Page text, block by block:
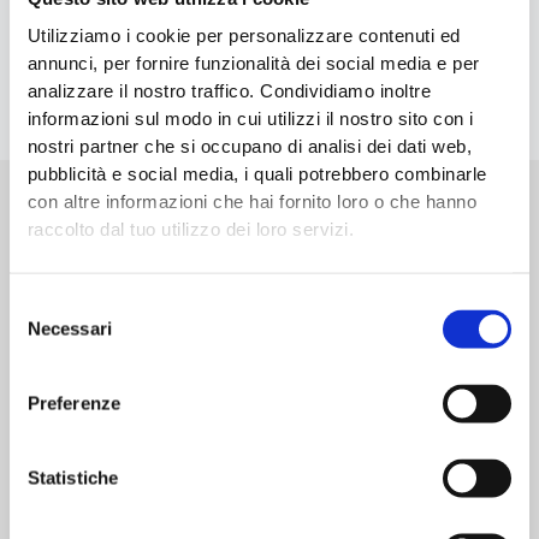
Utilizziamo i cookie per personalizzare contenuti ed
annunci, per fornire funzionalità dei social media e per
analizzare il nostro traffico. Condividiamo inoltre
informazioni sul modo in cui utilizzi il nostro sito con i
nostri partner che si occupano di analisi dei dati web,
pubblicità e social media, i quali potrebbero combinarle
con altre informazioni che hai fornito loro o che hanno
raccolto dal tuo utilizzo dei loro servizi.
delNecessari
Preferenze
Statistiche
per cui non è sempre facile trovare quello che cerchi. Possiamo
Remediation Macchine e Impianti: